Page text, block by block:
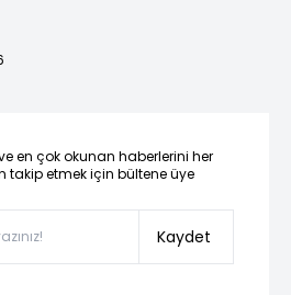
en çok okunan haberlerini her
takip etmek için bültene üye
Kaydet